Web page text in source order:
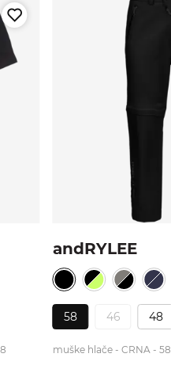
andRYLEE
58 46 48
muške hlače - CRNA - 58